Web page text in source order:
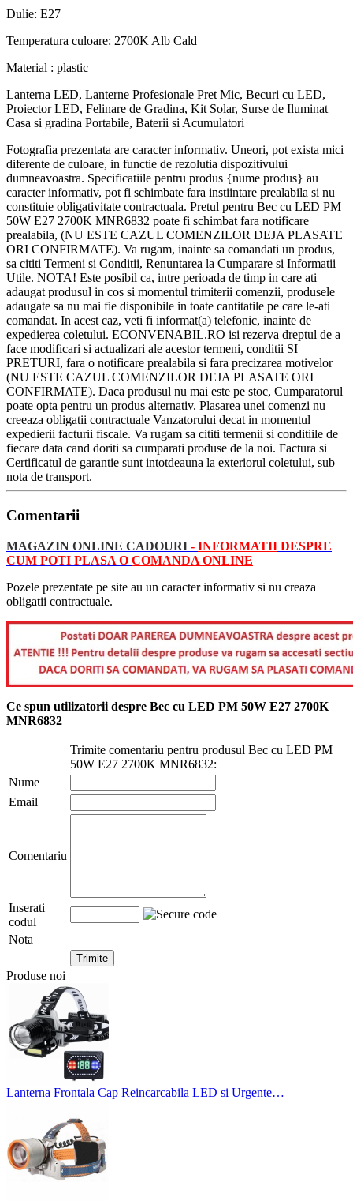
Dulie: E27
Temperatura culoare: 2700K Alb Cald
Material : plastic
Lanterna LED, Lanterne Profesionale Pret Mic, Becuri cu LED,
Proiector LED, Felinare de Gradina, Kit Solar, Surse de Iluminat
Casa si gradina Portabile, Baterii si Acumulatori
Fotografia prezentata are caracter informativ. Uneori, pot exista mici
diferente de culoare, in functie de rezolutia dispozitivului
dumneavoastra. Specificatiile pentru produs {nume produs} au
caracter informativ, pot fi schimbate fara instiintare prealabila si nu
constituie obligativitate contractuala. Pretul pentru Bec cu LED PM
50W E27 2700K MNR6832 poate fi schimbat fara notificare
prealabila, (NU ESTE CAZUL COMENZILOR DEJA PLASATE
ORI CONFIRMATE). Va rugam, inainte sa comandati un produs,
sa cititi Termeni si Conditii, Renuntarea la Cumparare si Informatii
Utile. NOTA! Este posibil ca, intre perioada de timp in care ati
adaugat produsul in cos si momentul trimiterii comenzii, produsele
adaugate sa nu mai fie disponibile in toate cantitatile pe care le-ati
comandat. In acest caz, veti fi informat(a) telefonic, inainte de
expedierea coletului. ECONVENABIL.RO isi rezerva dreptul de a
face modificari si actualizari ale acestor termeni, conditii SI
PRETURI, fara o notificare prealabila si fara precizarea motivelor
(NU ESTE CAZUL COMENZILOR DEJA PLASATE ORI
CONFIRMATE). Daca produsul nu mai este pe stoc, Cumparatorul
poate opta pentru un produs alternativ. Plasarea unei comenzi nu
creeaza obligatii contractuale Vanzatorului decat in momentul
expedierii facturii fiscale. Va rugam sa cititi termenii si conditiile de
fiecare data cand doriti sa cumparati produse de la noi. Factura si
Certificatul de garantie sunt intotdeauna la exteriorul coletului, sub
nota de transport.
Comentarii
MAGAZIN ONLINE CADOURI - INFORMATII DESPRE
CUM POTI PLASA O COMANDA ONLINE
Pozele prezentate pe site au un caracter informativ si nu creaza
obligatii contractuale.
Ce spun utilizatorii despre Bec cu LED PM 50W E27 2700K
MNR6832
Trimite comentariu pentru produsul Bec cu LED PM
50W E27 2700K MNR6832:
Nume
Email
Comentariu
Inserati
codul
Nota
Produse noi
Lanterna Frontala Cap Reincarcabila LED si Urgente…